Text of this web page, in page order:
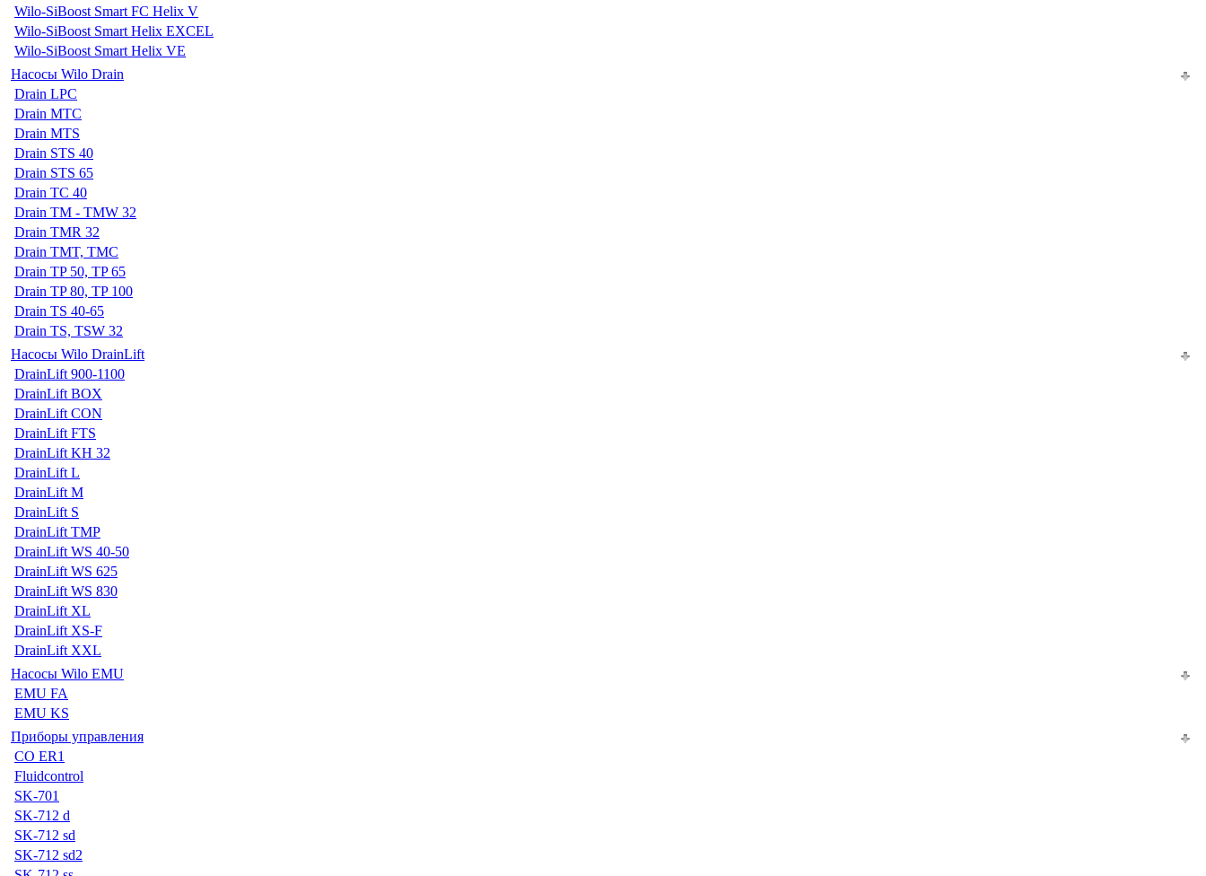
Wilo-SiBoost Smart FC Helix V
Wilo-SiBoost Smart Helix EXCEL
Wilo-SiBoost Smart Helix VE
Насосы Wilo Drain
Drain LPC
Drain MTC
Drain MTS
Drain STS 40
Drain STS 65
Drain TC 40
Drain TM - TMW 32
Drain TMR 32
Drain TMT, TMC
Drain TP 50, TP 65
Drain TP 80, TP 100
Drain TS 40-65
Drain TS, TSW 32
Насосы Wilo DrainLift
DrainLift 900-1100
DrainLift BOX
DrainLift CON
DrainLift FTS
DrainLift KH 32
DrainLift L
DrainLift M
DrainLift S
DrainLift TMP
DrainLift WS 40-50
DrainLift WS 625
DrainLift WS 830
DrainLift XL
DrainLift XS-F
DrainLift XXL
Насосы Wilo EMU
EMU FA
EMU KS
Приборы управления
CO ER1
Fluidcontrol
SK-701
SK-712 d
SK-712 sd
SK-712 sd2